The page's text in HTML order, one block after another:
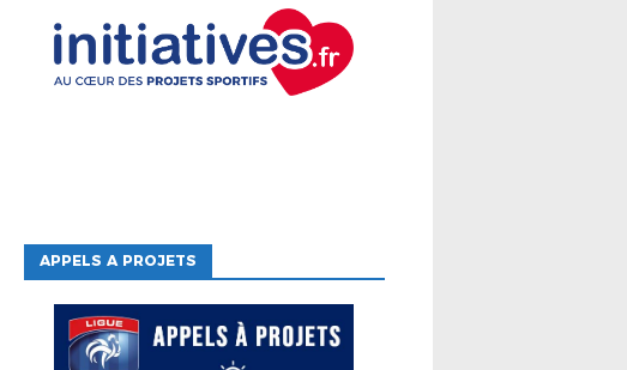
APPELS A PROJETS